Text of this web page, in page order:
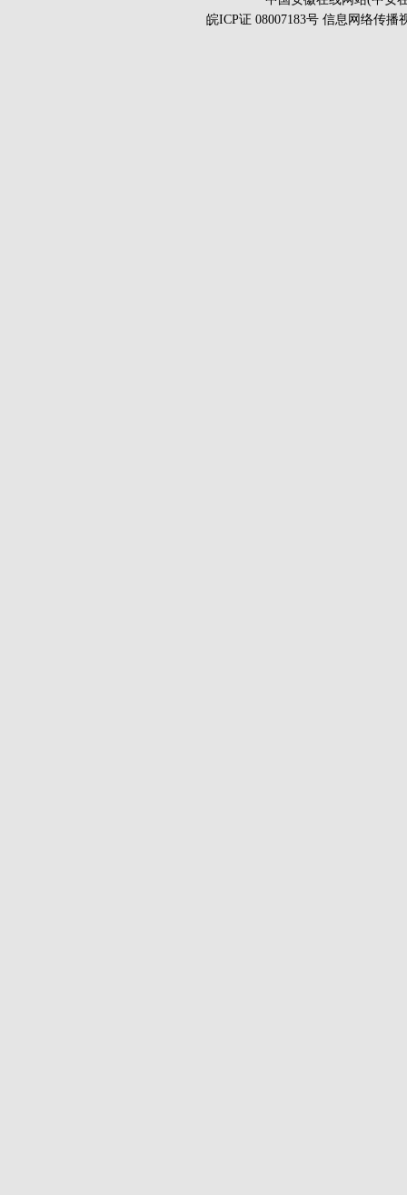
皖ICP证 08007183号 信息网络传播